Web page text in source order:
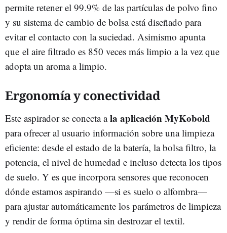
permite retener el 99.9% de las partículas de polvo fino
y su sistema de cambio de bolsa está diseñado para
evitar el contacto con la suciedad. Asimismo apunta
que el aire filtrado es 850 veces más limpio a la vez que
adopta un aroma a limpio.
Ergonomía y conectividad
Este aspirador se conecta ala aplicación MyKobold
para ofrecer al usuario información sobre una limpieza
eficiente: desde el estado de la batería, la bolsa filtro, la
potencia, el nivel de humedad e incluso detecta los tipos
de suelo. Y es que incorpora sensores que reconocen
dónde estamos aspirando —si es suelo o alfombra—
para ajustar automáticamente los parámetros de limpieza
y rendir de forma óptima sin destrozar el textil.